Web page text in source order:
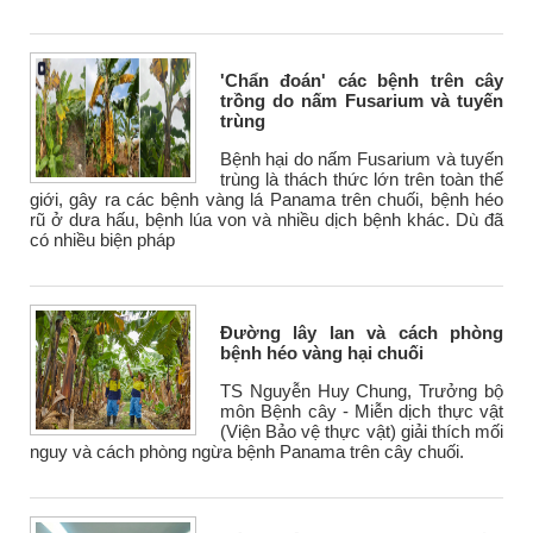
'Chẩn đoán' các bệnh trên cây
trồng do nấm Fusarium và tuyến
trùng
Bệnh hại do nấm Fusarium và tuyến
trùng là thách thức lớn trên toàn thế
giới, gây ra các bệnh vàng lá Panama trên chuối, bệnh héo
rũ ở dưa hấu, bệnh lúa von và nhiều dịch bệnh khác. Dù đã
có nhiều biện pháp
Đường lây lan và cách phòng
bệnh héo vàng hại chuối
TS Nguyễn Huy Chung, Trưởng bộ
môn Bệnh cây - Miễn dịch thực vật
(Viện Bảo vệ thực vật) giải thích mối
nguy và cách phòng ngừa bệnh Panama trên cây chuối.